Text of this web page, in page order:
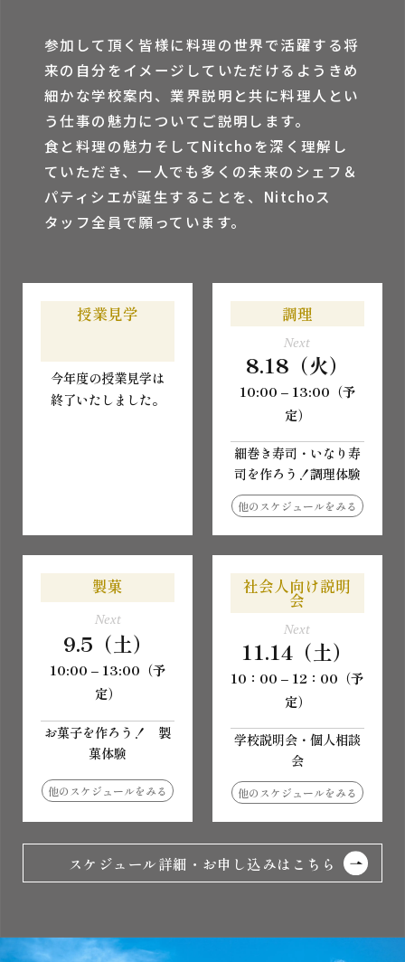
参加して頂く皆様に料理の世界で活躍する将
来の⾃分をイメージしていただけるようきめ
細かな学校案内、業界説明と共に料理⼈とい
う仕事の魅⼒についてご説明します。
⾷と料理の魅⼒そしてNitchoを深く理解し
ていただき、⼀⼈でも多くの未来のシェフ＆
パティシエが誕⽣することを、Nitchoス
タッフ全員で願っています。
授業見学
今年度の授業見学は
終了いたしました。
調理
Next
8.18（火）
10:00 – 13:00（予
定）
細巻き寿司・いなり寿
司を作ろう！調理体験
他のスケジュールをみる
製菓
Next
9.5（土）
10:00 – 13:00（予
定）
お菓子を作ろう！ 製
菓体験
他のスケジュールをみる
社会人向け説明
会
Next
11.14（土）
10：00 – 12：00（予
定）
学校説明会・個人相談
会
他のスケジュールをみる
スケジュール詳細・お申し込みはこちら